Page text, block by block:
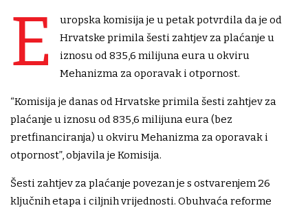
E
uropska komisija je u petak potvrdila da je od
Hrvatske primila šesti zahtjev za plaćanje u
iznosu od 835,6 milijuna eura u okviru
Mehanizma za oporavak i otpornost.
“Komisija je danas od Hrvatske primila šesti zahtjev za
plaćanje u iznosu od 835,6 milijuna eura (bez
pretfinanciranja) u okviru Mehanizma za oporavak i
otpornost”, objavila je Komisija.
Šesti zahtjev za plaćanje povezan je s ostvarenjem 26
ključnih etapa i ciljnih vrijednosti. Obuhvaća reforme